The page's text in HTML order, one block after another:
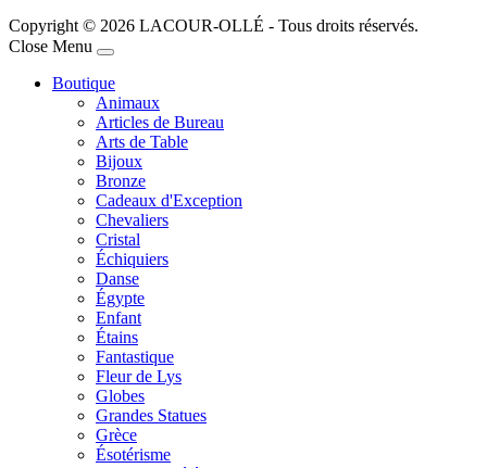
Copyright © 2026 LACOUR-OLLÉ - Tous droits réservés.
Joomla! 3 Templates
Close Menu
Boutique
Animaux
Articles de Bureau
Arts de Table
Bijoux
Bronze
Cadeaux d'Exception
Chevaliers
Cristal
Échiquiers
Danse
Égypte
Enfant
Étains
Fantastique
Fleur de Lys
Globes
Grandes Statues
Grèce
Ésotérisme